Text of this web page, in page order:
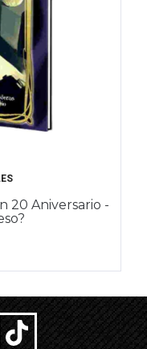
20 Aniversario -